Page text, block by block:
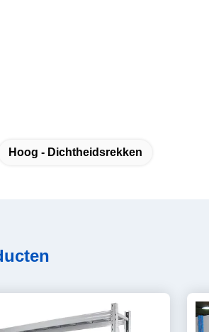
Hoog - Dichtheidsrekken